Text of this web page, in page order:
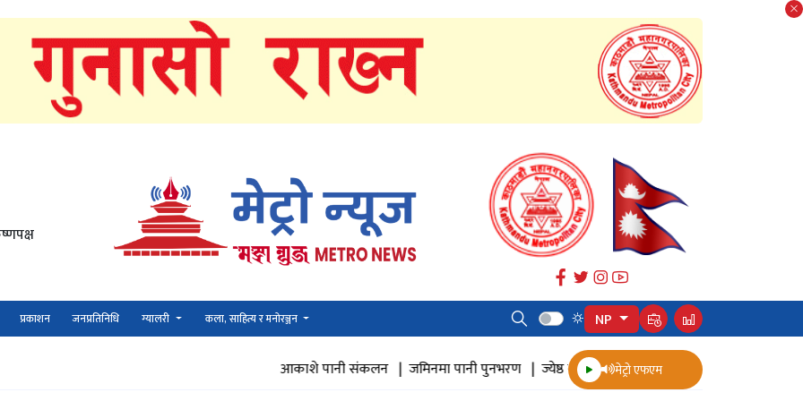
प्रकाशन जनप्रतिनिधि ग्यालरी कला, साहित्य र मनोरञ्जन NP
आकाशे पानी संकलन |जमिनमा पानी पुनभरण |ज्येष्ठ नागरिक स्वास्थ्य सर्वेक्षण | पुनःनिर्माण |
मेट्रो एफएम